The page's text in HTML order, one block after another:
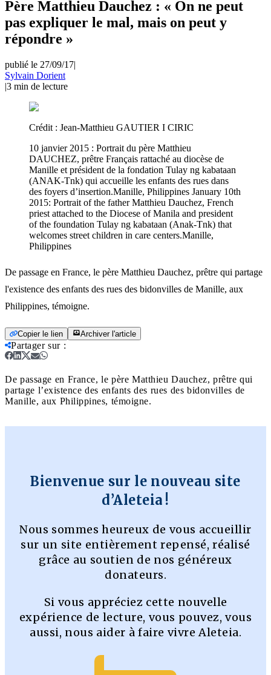
Père Matthieu Dauchez : « On ne peut
pas expliquer le mal, mais on peut y
répondre »
publié le 27/09/17|
Sylvain Dorient
|3 min de lecture
Crédit : Jean-Matthieu GAUTIER I CIRIC
10 janvier 2015 : Portrait du père Matthieu
DAUCHEZ, prêtre Français rattaché au diocèse de
Manille et président de la fondation Tulay ng kabataan
(ANAK-Tnk) qui accueille les enfants des rues dans
des foyers d’insertion.Manille, Philippines January 10th
2015: Portrait of the father Matthieu Dauchez, French
priest attached to the Diocese of Manila and president
of the foundation Tulay ng kabataan (Anak-Tnk) that
welcomes street children in care centers.Manille,
Philippines
De passage en France, le père Matthieu Dauchez, prêtre qui partage
l'existence des enfants des rues des bidonvilles de Manille, aux
Philippines, témoigne.
Copier le lien Archiver l'article
Partager sur:
De passage en France, le père Matthieu Dauchez, prêtre qui
partage l’existence des enfants des rues des bidonvilles de
Manille, aux Philippines, témoigne.
Bienvenue sur le nouveau site
d’Aleteia !
Nous sommes heureux de vous accueillir
sur un site entièrement repensé, réalisé
grâce au soutien de nos généreux
donateurs.
Si vous appréciez cette nouvelle
expérience de lecture, vous pouvez, vous
aussi, nous aider à faire vivre Aleteia.